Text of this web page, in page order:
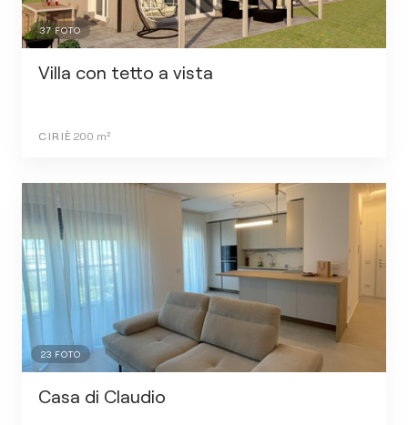
37 FOTO
Villa con tetto a vista
CIRIÈ 200 m²
23 FOTO
Casa di Claudio